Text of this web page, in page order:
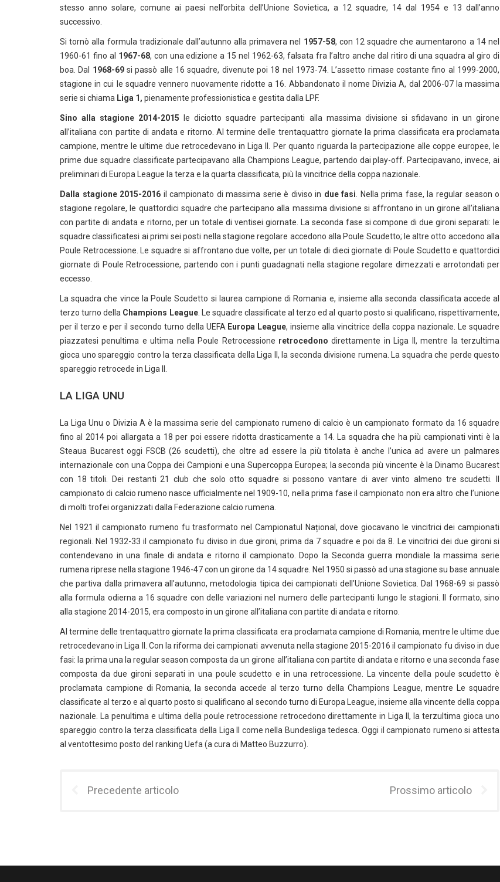
stesso anno solare, comune ai paesi nell’orbita dell’Unione Sovietica, a 12 squadre, 14 dal 1954 e 13 dall’anno
successivo.
Si tornò alla formula tradizionale dall’autunno alla primavera nel 1957-58, con 12 squadre che aumentarono a 14 nel
1960-61 fino al 1967-68, con una edizione a 15 nel 1962-63, falsata fra l’altro anche dal ritiro di una squadra al giro di
boa. Dal 1968-69si passò alle 16 squadre, divenute poi 18 nel 1973-74. L’assetto rimase costante fino al 1999-2000,
stagione in cui le squadre vennero nuovamente ridotte a 16. Abbandonato il nome Divizia A, dal 2006-07 la massima
serie si chiama Liga 1, pienamente professionistica e gestita dalla LPF.
Sino alla stagione 2014-2015 le diciotto squadre partecipanti alla massima divisione si sfidavano in un girone
all’italiana con partite di andata e ritorno. Al termine delle trentaquattro giornate la prima classificata era proclamata
campione, mentre le ultime due retrocedevano in Liga II. Per quanto riguarda la partecipazione alle coppe europee, le
prime due squadre classificate partecipavano alla Champions League, partendo dai play-off. Partecipavano, invece, ai
preliminari di Europa League la terza e la quarta classificata, più la vincitrice della coppa nazionale.
Dalla stagione 2015-2016 il campionato di massima serie è diviso in due fasi . Nella prima fase, la regular season o
stagione regolare, le quattordici squadre che partecipano alla massima divisione si affrontano in un girone all’italiana
con partite di andata e ritorno, per un totale di ventisei giornate. La seconda fase si compone di due gironi separati: le
squadre classificatesi ai primi sei posti nella stagione regolare accedono alla Poule Scudetto; le altre otto accedono alla
Poule Retrocessione. Le squadre si affrontano due volte, per un totale di dieci giornate di Poule Scudetto e quattordici
giornate di Poule Retrocessione, partendo con i punti guadagnati nella stagione regolare dimezzati e arrotondati per
eccesso.
La squadra che vince la Poule Scudetto si laurea campione di Romania e, insieme alla seconda classificata accede al
terzo turno della Champions League. Le squadre classificate al terzo ed al quarto posto si qualificano, rispettivamente,
per il terzo e per il secondo turno della UEFA Europa League, insieme alla vincitrice della coppa nazionale. Le squadre
piazzatesi penultima e ultima nella Poule Retrocessione retrocedono direttamente in Liga II, mentre la terzultima
gioca uno spareggio contro la terza classificata della Liga II, la seconda divisione rumena. La squadra che perde questo
spareggio retrocede in Liga II.
LA LIGA UNU
La Liga Unu o Divizia A è la massima serie del campionato rumeno di calcio è un campionato formato da 16 squadre
fino al 2014 poi allargata a 18 per poi essere ridotta drasticamente a 14. La squadra che ha più campionati vinti è la
Steaua Bucarest oggi FSCB (26 scudetti), che oltre ad essere la più titolata è anche l’unica ad avere un palmares
internazionale con una Coppa dei Campioni e una Supercoppa Europea; la seconda più vincente è la Dinamo Bucarest
con 18 titoli. Dei restanti 21 club che solo otto squadre si possono vantare di aver vinto almeno tre scudetti. Il
campionato di calcio rumeno nasce ufficialmente nel 1909-10, nella prima fase il campionato non era altro che l’unione
di molti trofei organizzati dalla Federazione calcio rumena.
Nel 1921 il campionato rumeno fu trasformato nel Campionatul Național, dove giocavano le vincitrici dei campionati
regionali. Nel 1932-33 il campionato fu diviso in due gironi, prima da 7 squadre e poi da 8. Le vincitrici dei due gironi si
contendevano in una finale di andata e ritorno il campionato. Dopo la Seconda guerra mondiale la massima serie
rumena riprese nella stagione 1946-47 con un girone da 14 squadre. Nel 1950 si passò ad una stagione su base annuale
che partiva dalla primavera all’autunno, metodologia tipica dei campionati dell’Unione Sovietica. Dal 1968-69 si passò
alla formula odierna a 16 squadre con delle variazioni nel numero delle partecipanti lungo le stagioni. Il formato, sino
alla stagione 2014-2015, era composto in un girone all’italiana con partite di andata e ritorno.
Al termine delle trentaquattro giornate la prima classificata era proclamata campione di Romania, mentre le ultime due
retrocedevano in Liga II. Con la riforma dei campionati avvenuta nella stagione 2015-2016 il campionato fu diviso in due
fasi: la prima una la regular season composta da un girone all’italiana con partite di andata e ritorno e una seconda fase
composta da due gironi separati in una poule scudetto e in una retrocessione. La vincente della poule scudetto è
proclamata campione di Romania, la seconda accede al terzo turno della Champions League, mentre Le squadre
classificate al terzo e al quarto posto si qualificano al secondo turno di Europa League, insieme alla vincente della coppa
nazionale. La penultima e ultima della poule retrocessione retrocedono direttamente in Liga II, la terzultima gioca uno
spareggio contro la terza classificata della Liga II come nella Bundesliga tedesca. Oggi il campionato rumeno si attesta
al ventottesimo posto del ranking Uefa (a cura di Matteo Buzzurro).
Precedente articolo Prossimo articolo